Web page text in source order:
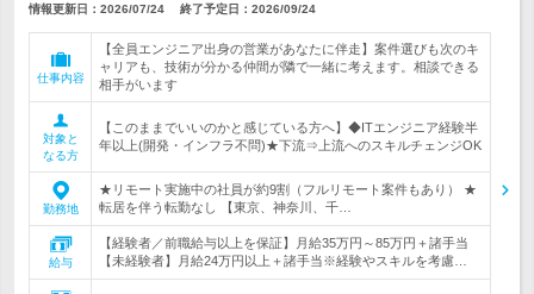
情報更新日：2026/07/24 終了予定日： 2026/09/24
仕事内容
【全員エンジニア出身の営業があなたに伴走】案件選びも次のキ
ャリアも、技術が分かる仲間が隣で一緒に考えます。相談できる
相手がいます
対象と
なる方
【このままでいいのかと感じている方へ】◆ITエンジニア経験半
年以上(開発・インフラ不問)★下流⇒上流へのスキルチェンジOK
勤務地
★リモート実施中の社員が約9割（フルリモート案件もあり） ★
転居を伴う転勤なし 【東京、神奈川、千…
給与
【経験者／前職給与以上を保証】月給35万円～85万円＋諸手当
【未経験者】月給24万円以上＋諸手当※経験やスキルを考慮…